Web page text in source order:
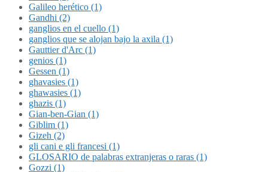
Galileo herético (1)
Gandhi (2)
ganglios en el cuello (1)
ganglios que se alojan bajo la axila (1)
Gauttier d'Arc (1)
genios (1)
Gessen (1)
ghavasies (1)
ghawasies (1)
ghazis (1)
Gian-ben-Gian (1)
Giblim (1)
Gizeh (2)
gli cani e gli francesi (1)
GLOSARIO de palabras extranjeras o raras (1)
Gozzi (1)